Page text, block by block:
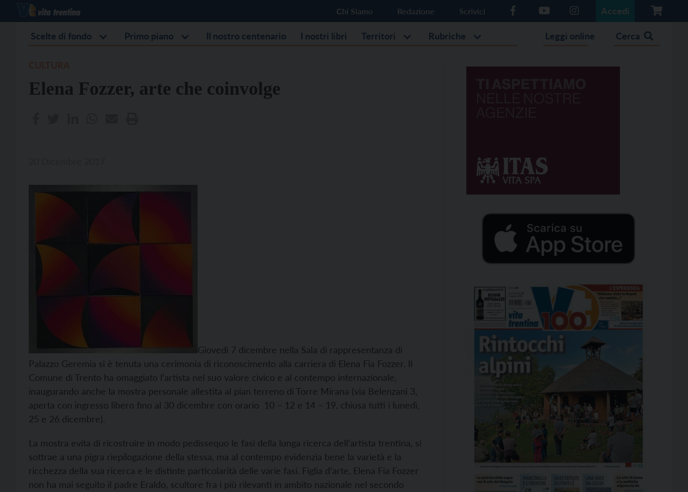
Chi Siamo Redazione Scrivici Accedi
Scelte di fondo Primo piano Il nostro centenario I nostri libri Territori Rubriche Leggi online Cerca
Elena Fozzer, arte che coinvolge
Giovedì 7 dicembre nella Sala di rappresentanza di
Palazzo Geremia si è tenuta una cerimonia di riconoscimento alla carriera di Elena Fia Fozzer. Il
Comune di Trento ha omaggiato l’artista nel suo valore civico e al contempo internazionale,
inaugurando anche la mostra personale allestita al pian terreno di Torre Mirana (via Belenzani 3,
aperta con ingresso libero fino al 30 dicembre con orario 10 – 12 e 14 – 19, chiusa tutti i lunedì,
25 e 26 dicembre).
La mostra evita di ricostruire in modo pedissequo le fasi della lunga ricerca dell’artista trentina, si
sottrae a una pigra riepilogazione della stessa, ma al contempo evidenzia bene la varietà e la
ricchezza della sua ricerca e le distinte particolarità delle varie fasi. Figlia d’arte, Elena Fia Fozzer
non ha mai seguito il padre Eraldo, scultore fra i più rilevanti in ambito nazionale nel secondo